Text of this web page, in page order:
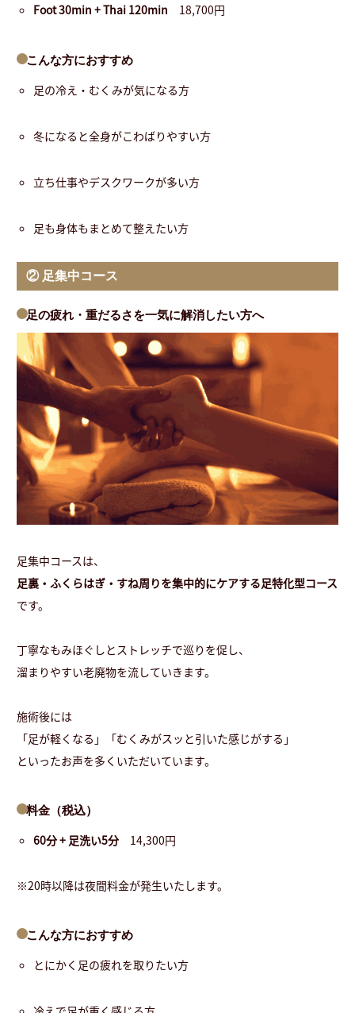
Foot 30min + Thai 120min 18,700円
こんな方におすすめ
足の冷え・むくみが気になる方
冬になると全身がこわばりやすい方
立ち仕事やデスクワークが多い方
足も身体もまとめて整えたい方
② 足集中コース
足の疲れ・重だるさを一気に解消したい方へ
足集中コースは、
足裏・ふくらはぎ・すね周りを集中的にケアする足特化型コース
です。
丁寧なもみほぐしとストレッチで巡りを促し、
溜まりやすい老廃物を流していきます。
施術後には
「足が軽くなる」「むくみがスッと引いた感じがする」
といったお声を多くいただいています。
料金（税込）
60分 + 足洗い5分14,300円
※20時以降は夜間料金が発生いたします。
こんな方におすすめ
とにかく足の疲れを取りたい方